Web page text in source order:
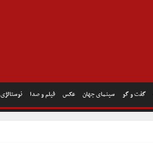
گفت و گو سینمای جهان عکس فیلم و صدا نوستالژی